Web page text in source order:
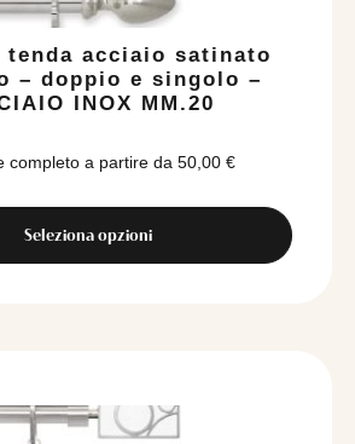
tenda acciaio satinato
– doppio e singolo –
INOX MM.20
completo a partire da 50,00 €
Seleziona opzioni